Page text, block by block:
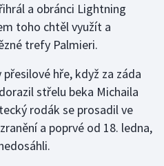
a obránci Lightning
toho chtěl využít a
trefy Palmieri.
hře, když za záda
střelu beka Michaila
rodák se prosadil ve
a poprvé od 18. ledna,